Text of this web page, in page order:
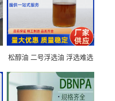
松醇油 二号浮选油 浮选难选
石墨矿